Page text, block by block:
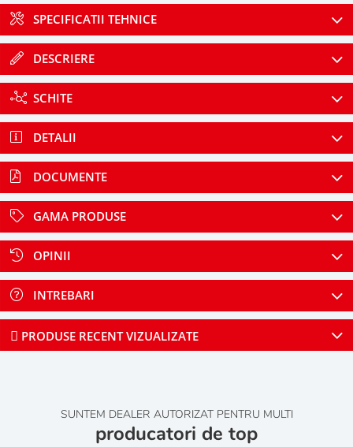
SPECIFICATII TEHNICE
DESCRIERE
SCHITE
DETALII
DOCUMENTE
GAMA PRODUSE
OPINII
INTREBARI
PRODUSE RECENT VIZUALIZATE
SUNTEM DEALER AUTORIZAT PENTRU MULTI
producatori de top